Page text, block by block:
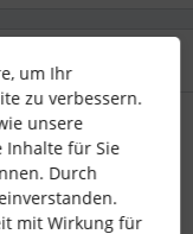
years ago
Zeiträumen
um Ihr
zu verbessern.
unsere
Inhalte für Sie
Durch
mit Wirkung für